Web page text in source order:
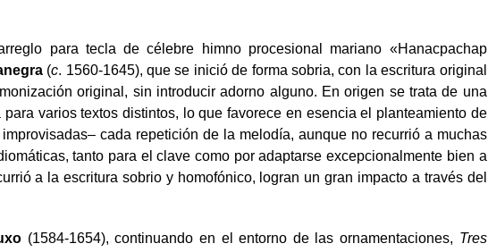
para tecla de célebre himno procesional mariano «Hanacpachap
(c. 1560-1645), que se inició de forma sobria, con la escritura original
original, sin introducir adorno alguno. En origen se trata de una
varios textos distintos, lo que favorece en esencia el planteamiento de
cada repetición de la melodía, aunque no recurrió a muchas
tanto para el clave como por adaptarse excepcionalmente bien a
a la escritura sobrio y homofónico, logran un gran impacto a través del
(1584-1654), continuando en el entorno de las ornamentaciones, Tres